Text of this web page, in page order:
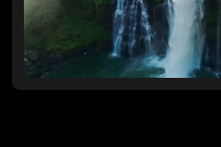
sinematografi dokumenter alam Planet